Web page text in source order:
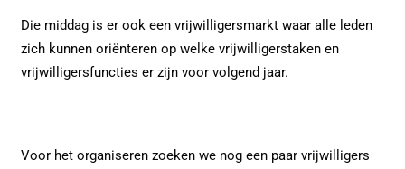
Die middag is er ook een vrijwilligersmarkt waar alle leden
zich kunnen oriënteren op welke vrijwilligerstaken en
vrijwilligersfuncties er zijn voor volgend jaar.
Voor het organiseren zoeken we nog een paar vrijwilligers